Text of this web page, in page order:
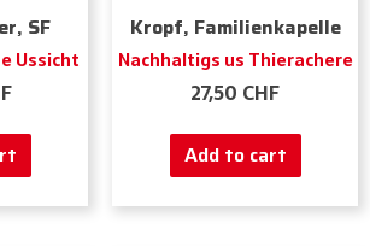
SF
Ussicht
Kropf, Familienkapelle
Nachhaltigs us Thierachere
27,50 CHF
Add to cart